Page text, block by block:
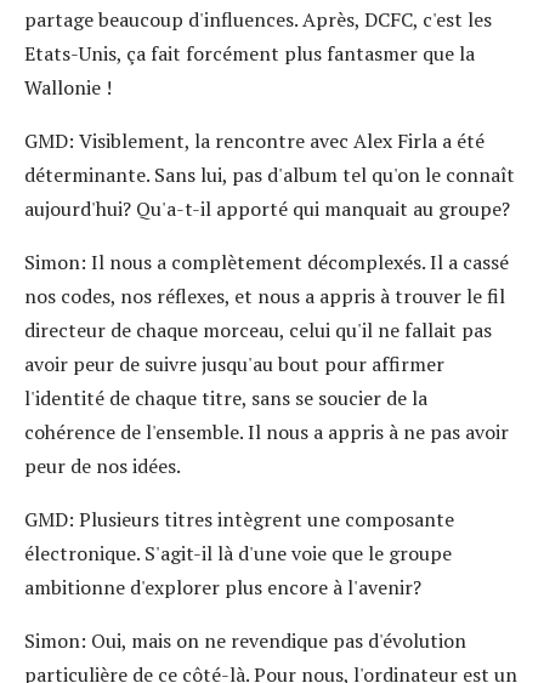
partage beaucoup d'influences. Après, DCFC, c'est les
Etats-Unis, ça fait forcément plus fantasmer que la
Wallonie !
GMD: Visiblement, la rencontre avec Alex Firla a été
déterminante. Sans lui, pas d'album tel qu'on le connaît
aujourd'hui? Qu'a-t-il apporté qui manquait au groupe?
Simon: Il nous a complètement décomplexés. Il a cassé
nos codes, nos réflexes, et nous a appris à trouver le fil
directeur de chaque morceau, celui qu'il ne fallait pas
avoir peur de suivre jusqu'au bout pour affirmer
l'identité de chaque titre, sans se soucier de la
cohérence de l'ensemble. Il nous a appris à ne pas avoir
peur de nos idées.
GMD: Plusieurs titres intègrent une composante
électronique. S'agit-il là d'une voie que le groupe
ambitionne d'explorer plus encore à l'avenir?
Simon: Oui, mais on ne revendique pas d'évolution
particulière de ce côté-là. Pour nous, l'ordinateur est un